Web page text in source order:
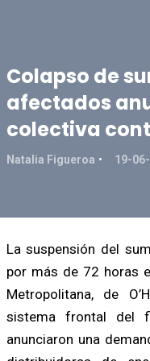
Colapso de
afectados
colectiva
Natalia Figueroa 19-
La suspensión del
por más de 72 horas
Metropolitana, de
sistema frontal del
anunciaron una